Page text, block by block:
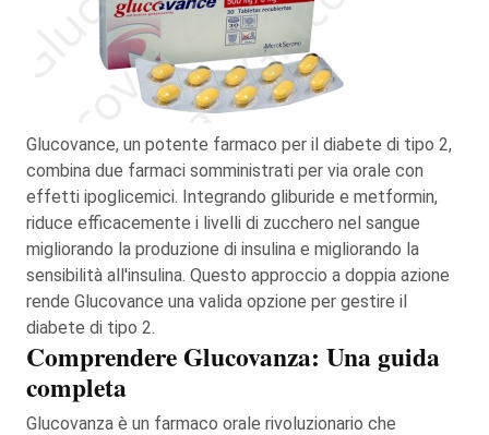
Glucovance, un potente farmaco per il diabete di tipo 2,
combina due farmaci somministrati per via orale con
effetti ipoglicemici. Integrando gliburide e metformin,
riduce efficacemente i livelli di zucchero nel sangue
migliorando la produzione di insulina e migliorando la
sensibilità all'insulina. Questo approccio a doppia azione
rende Glucovance una valida opzione per gestire il
diabete di tipo 2.
Comprendere Glucovanza: Una guida
completa
Glucovanza è un farmaco orale rivoluzionario che